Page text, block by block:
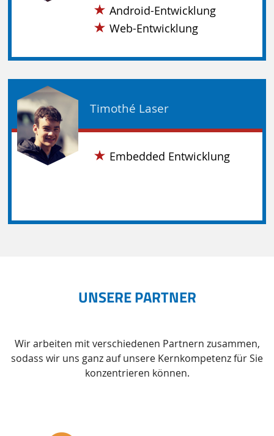
Android-Entwicklung
Web-Entwicklung
Timothé Laser
Embedded Entwicklung
UNSERE PARTNER
Wir arbeiten mit verschiedenen Partnern zusammen,
sodass wir uns ganz auf unsere Kernkompetenz für Sie
konzentrieren können.